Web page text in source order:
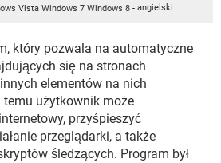
FACEBOOK
FACEBOOK
Vista Windows 7 Windows 8 - angielski
który pozwala na automatyczne
się na stronach
elementów na nich
użytkownik może
przyśpieszyć
przeglądarki, a także
śledzących. Program był